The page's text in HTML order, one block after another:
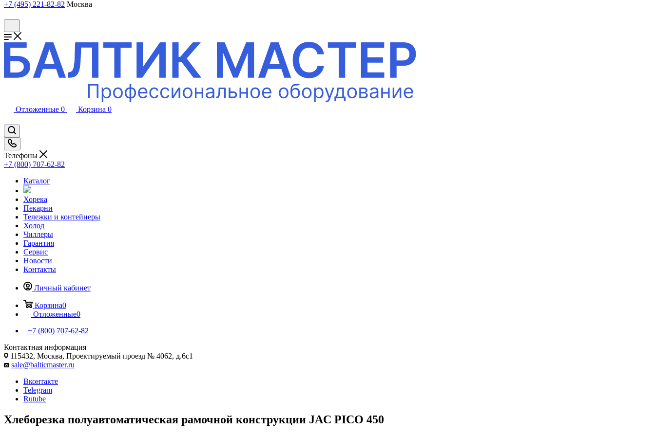
+7 (495) 221-82-82 Москва
Отложенные 0 Корзина 0
Телефоны
+7 (800) 707-62-82
Каталог
Хорека
Пекарни
Тележки и контейнеры
Холод
Чиллеры
Гарантия
Сервис
Новости
Контакты
Личный кабинет
Корзина0
Отложенные0
+7 (800) 707-62-82
Контактная информация
115432, Москва, Проектируемый проезд № 4062, д.6с1
sale@balticmaster.ru
Вконтакте
Telegram
Rutube
Хлеборезка полуавтоматическая рамочной конструкции JAC PICO 450